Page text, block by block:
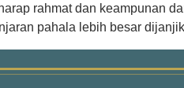
rahmat dan keampunan
pahala lebih besar